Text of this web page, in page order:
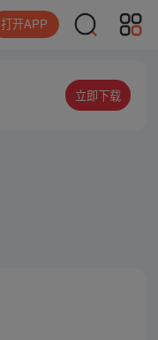
打开APP
立即下载